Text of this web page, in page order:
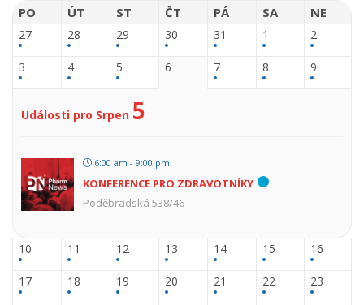
PO ÚT ST ČT PÁ SA NE
27 28 29 30 31 1 2
3 4 5 6 7 8 9
Události pro Srpen 5
6:00 am - 9:00 pm
KONFERENCE PRO ZDRAVOTNÍKY
Poděbradská 538/46
10 11 12 13 14 15 16
17 18 19 20 21 22 23